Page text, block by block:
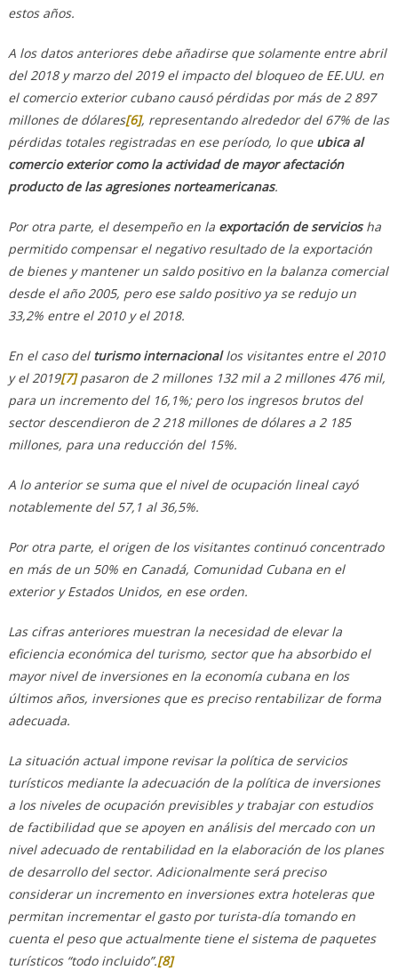
estos años.
A los datos anteriores debe añadirse que solamente entre abril
del 2018 y marzo del 2019 el impacto del bloqueo de EE.UU. en
el comercio exterior cubano causó pérdidas por más de 2 897
millones de dólares[6], representando alrededor del 67% de las
pérdidas totales registradas en ese período, lo que ubica al
comercio exterior como la actividad de mayor afectación
producto de las agresiones norteamericanas.
Por otra parte, el desempeño en la exportación de servicios ha
permitido compensar el negativo resultado de la exportación
de bienes y mantener un saldo positivo en la balanza comercial
desde el año 2005, pero ese saldo positivo ya se redujo un
33,2% entre el 2010 y el 2018.
En el caso del turismo internacionallos visitantes entre el 2010
y el 2019[7]pasaron de 2 millones 132 mil a 2 millones 476 mil,
para un incremento del 16,1%; pero los ingresos brutos del
sector descendieron de 2 218 millones de dólares a 2 185
millones, para una reducción del 15%.
A lo anterior se suma que el nivel de ocupación lineal cayó
notablemente del 57,1 al 36,5%.
Por otra parte, el origen de los visitantes continuó concentrado
en más de un 50% en Canadá, Comunidad Cubana en el
exterior y Estados Unidos, en ese orden.
Las cifras anteriores muestran la necesidad de elevar la
eficiencia económica del turismo, sector que ha absorbido el
mayor nivel de inversiones en la economía cubana en los
últimos años, inversiones que es preciso rentabilizar de forma
adecuada.
La situación actual impone revisar la política de servicios
turísticos mediante la adecuación de la política de inversiones
a los niveles de ocupación previsibles y trabajar con estudios
de factibilidad que se apoyen en análisis del mercado con un
nivel adecuado de rentabilidad en la elaboración de los planes
de desarrollo del sector. Adicionalmente será preciso
considerar un incremento en inversiones extra hoteleras que
permitan incrementar el gasto por turista-día tomando en
cuenta el peso que actualmente tiene el sistema de paquetes
turísticos “todo incluido”.[8]